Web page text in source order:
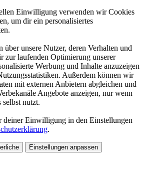
Einwilligung verwenden wir Cookies
um dir ein personalisiertes
über unsere Nutzer, deren Verhalten und
zur laufenden Optimierung unserer
Werbung und Inhalte anzuzeigen
Außerdem können wir
mit externen Anbietern abgleichen und
Angebote anzeigen, nur wenn
selbst nutzt.
deiner Einwilligung in den Einstellungen
.
Einstellungen anpassen